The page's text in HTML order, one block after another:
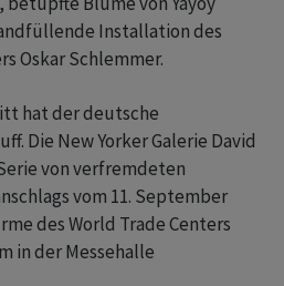
Installation des
Oskar Schlemmer.
hat der deutsche
Die New Yorker Galerie David
von verfremdeten
vom 11. September
des World Trade Centers
in der Messehalle